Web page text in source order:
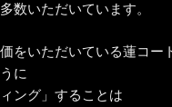
数いただいています。
をいただいている蓮コー
に
ング」することは